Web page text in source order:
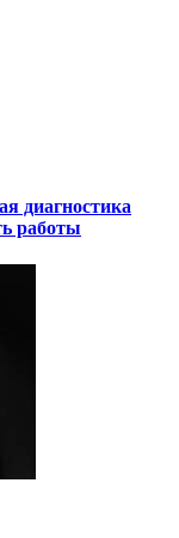
диагностика
работы